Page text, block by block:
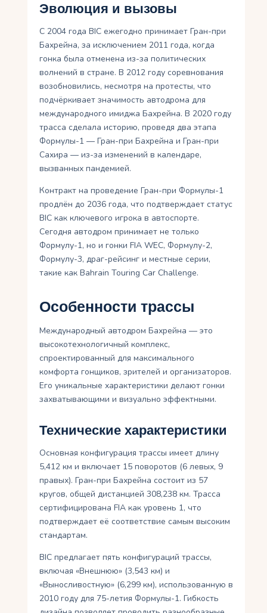
Эволюция и вызовы
С 2004 года BIC ежегодно принимает Гран-при
Бахрейна, за исключением 2011 года, когда
гонка была отменена из-за политических
волнений в стране. В 2012 году соревнования
возобновились, несмотря на протесты, что
подчёркивает значимость автодрома для
международного имиджа Бахрейна. В 2020 году
трасса сделала историю, проведя два этапа
Формулы-1 — Гран-при Бахрейна и Гран-при
Сахира — из-за изменений в календаре,
вызванных пандемией.
Контракт на проведение Гран-при Формулы-1
продлён до 2036 года, что подтверждает статус
BIC как ключевого игрока в автоспорте.
Сегодня автодром принимает не только
Формулу-1, но и гонки FIA WEC, Формулу-2,
Формулу-3, драг-рейсинг и местные серии,
такие как Bahrain Touring Car Challenge.
Особенности трассы
Международный автодром Бахрейна — это
высокотехнологичный комплекс,
спроектированный для максимального
комфорта гонщиков, зрителей и организаторов.
Его уникальные характеристики делают гонки
захватывающими и визуально эффектными.
Технические характеристики
Основная конфигурация трассы имеет длину
5,412 км и включает 15 поворотов (6 левых, 9
правых). Гран-при Бахрейна состоит из 57
кругов, общей дистанцией 308,238 км. Трасса
сертифицирована FIA как уровень 1, что
подтверждает её соответствие самым высоким
стандартам.
BIC предлагает пять конфигураций трассы,
включая «Внешнюю» (3,543 км) и
«Выносливостную» (6,299 км), использованную в
2010 году для 75-летия Формулы-1. Гибкость